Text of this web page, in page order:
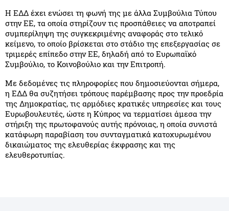
Η ΕΔΔ έχει ενώσει τη φωνή της με άλλα Συμβούλια Τύπου
στην ΕΕ, τα οποία στηρίζουν τις προσπάθειες να αποτραπεί
συμπερίληψη της συγκεκριμένης αναφοράς στο τελικό
κείμενο, το οποίο βρίσκεται στο στάδιο της επεξεργασίας σε
τριμερές επίπεδο στην ΕΕ, δηλαδή από το Ευρωπαϊκό
Συμβούλιο, το Κοινοβούλιο και την Επιτροπή.
Με δεδομένες τις πληροφορίες που δημοσιεύονται σήμερα,
η ΕΔΔ θα συζητήσει τρόπους παρέμβασης προς την προεδρία
της Δημοκρατίας, τις αρμόδιες κρατικές υπηρεσίες και τους
Ευρωβουλευτές, ώστε η Κύπρος να τερματίσει άμεσα την
στήριξη της πρωτοφανούς αυτής πρόνοιας, η οποία συνιστά
κατάφωρη παραβίαση του συνταγματικά κατοχυρωμένου
δικαιώματος της ελευθερίας έκφρασης και της
ελευθεροτυπίας.